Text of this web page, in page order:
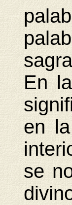
En
en
se